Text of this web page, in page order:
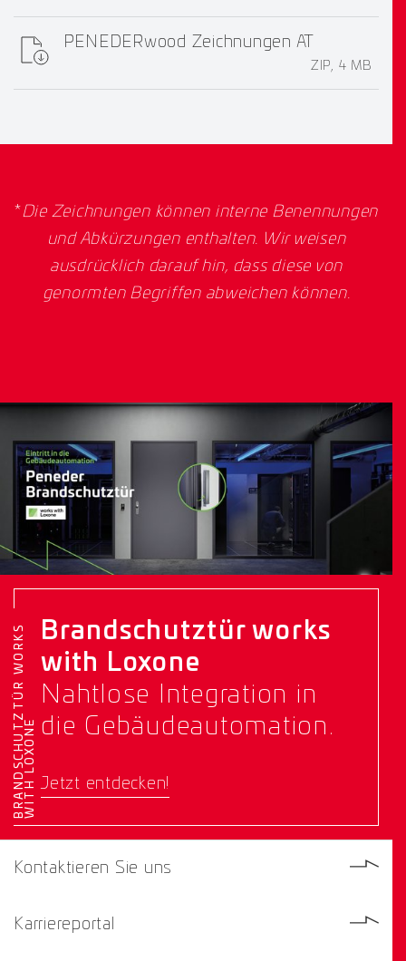
PENEDERwood Zeichnungen AT
ZIP, 4 MB
*Die Zeichnungen können interne Benennungen
und Abkürzungen enthalten. Wir weisen
ausdrücklich darauf hin, dass diese von
genormten Begriffen abweichen können.
B
R
A
N
D
S
C
H
U
T
Z
T
Ü
R
W
O
R
K
S
W
I
T
H
L
O
X
O
NE
Brandschutztür works
with Loxone
Nahtlose Integration in
die Gebäudeautomation.
Jetzt entdecken!
Kontaktieren Sie uns
Karriereportal